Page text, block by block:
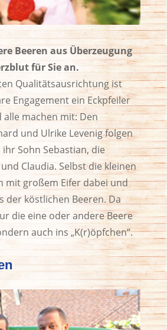
Beeren aus Überzeugung
für Sie an.
Qualitätsausrichtung ist
Engagement ein Eckpfeiler
alle machen mit: Den
und Ulrike Levenig folgen
Sohn Sebastian, die
Claudia. Selbst die kleinen
mit großem Eifer dabei und
der köstlichen Beeren. Da
die eine oder andere Beere
auch ins „K(r)öpfchen“.